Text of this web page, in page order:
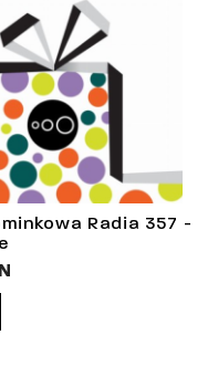
Radia 357 -